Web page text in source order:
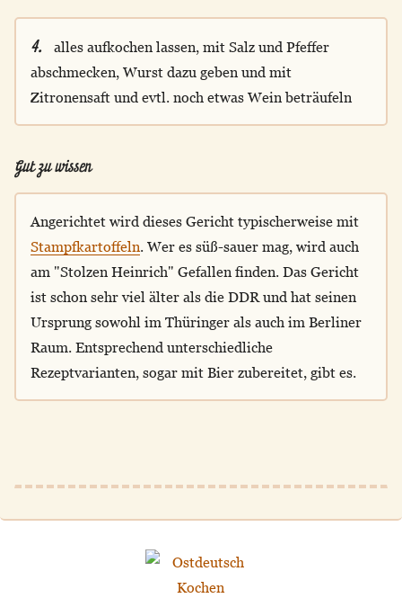
4.
alles aufkochen lassen, mit Salz und Pfeffer
abschmecken, Wurst dazu geben und mit
Zitronensaft und evtl. noch etwas Wein beträufeln
Gut zu wissen
Angerichtet wird dieses Gericht typischerweise mit
Stampfkartoffeln. Wer es süß-sauer mag, wird auch
am "Stolzen Heinrich" Gefallen finden. Das Gericht
ist schon sehr viel älter als die DDR und hat seinen
Ursprung sowohl im Thüringer als auch im Berliner
Raum. Entsprechend unterschiedliche
Rezeptvarianten, sogar mit Bier zubereitet, gibt es.